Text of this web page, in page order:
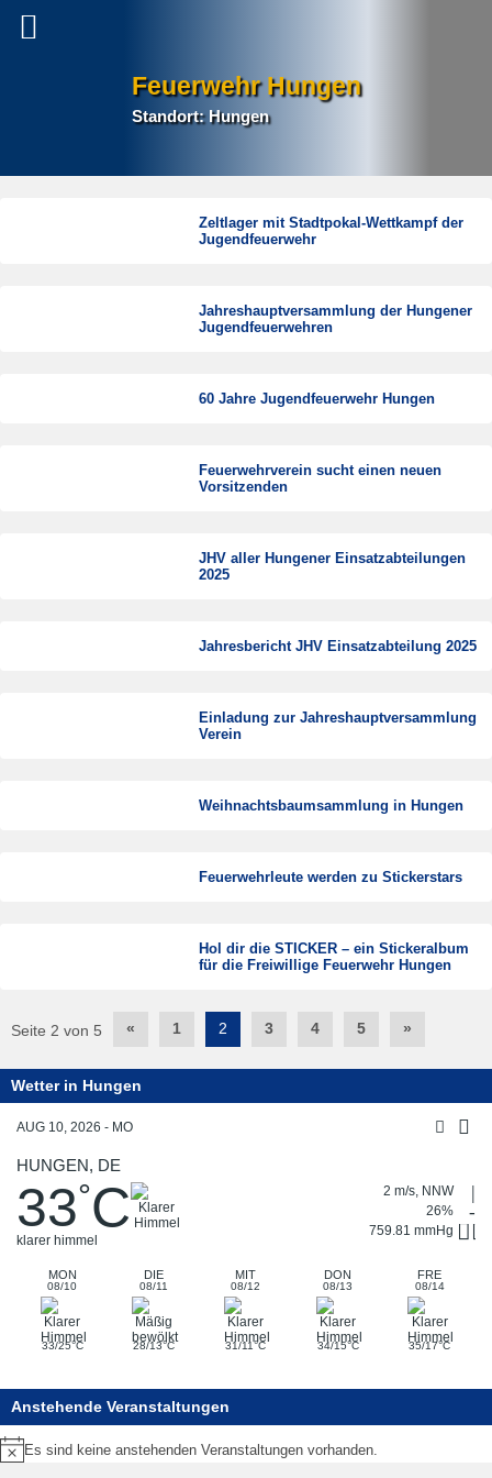
Feuerwehr Hungen
Standort: Hungen
Zeltlager mit Stadtpokal-Wettkampf der
Jugendfeuerwehr
Jahreshauptversammlung der Hungener
Jugendfeuerwehren
60 Jahre Jugendfeuerwehr Hungen
Feuerwehrverein sucht einen neuen
Vorsitzenden
JHV aller Hungener Einsatzabteilungen
2025
Jahresbericht JHV Einsatzabteilung 2025
Einladung zur Jahreshauptversammlung
Verein
Weihnachtsbaumsammlung in Hungen
Feuerwehrleute werden zu Stickerstars
Hol dir die STICKER – ein Stickeralbum
für die Freiwillige Feuerwehr Hungen
Post
Seite 2 von 5 « 1 2 3 4 5 »
Wetter in Hungen
AUG 10, 2026 - MO
HUNGEN, DE
33°C
klarer himmel
2 m/s, NNW
26%
759.81 mmHg
MON
08/10
DIE
08/11
MIT
08/12
DON
08/13
FRE
08/14
33/25°C 28/13°C 31/11°C 34/15°C 35/17°C
Anstehende Veranstaltungen
Hinweis
Es sind keine anstehenden Veranstaltungen vorhanden.